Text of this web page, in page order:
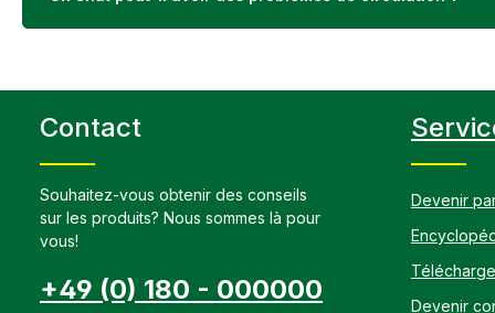
brute
cellulose
poids
correspond
substances
Contact
Souhaitez-vous obtenir des conseils
sur les produits? Nous sommes là pour
vous!
+49 (0) 180 - 000000
Devenir
Devenir